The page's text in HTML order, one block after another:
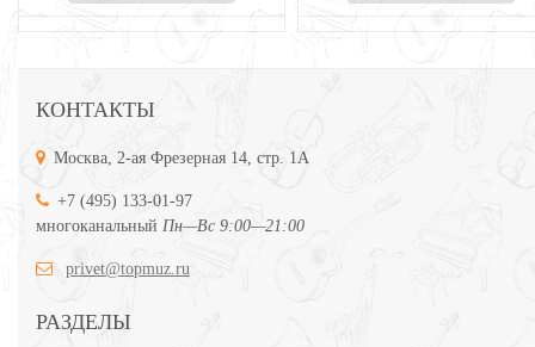
КОНТАКТЫ
Москва, 2-ая Фрезерная 14, стр. 1А
+7 (495) 133-01-97
многоканальный Пн—Вс 9:00—21:00
privet@topmuz.ru
РАЗДЕЛЫ